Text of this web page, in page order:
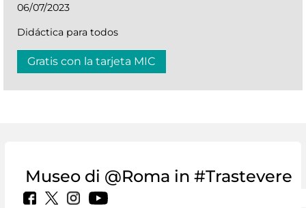
06/07/2023
Didáctica para todos
Gratis con la tarjeta MIC
Museo di @Roma in #Trastevere